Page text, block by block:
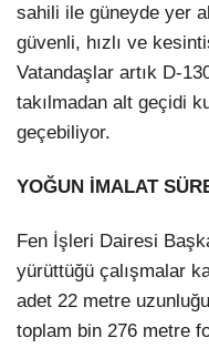
sahili ile güneyde yer
güvenli, hızlı ve
Vatandaşlar artık D-
takılmadan alt geçidi
geçebiliyor.
YOĞUN İMALAT
Fen İşleri Dairesi
yürüttüğü çalışmalar
adet 22 metre
toplam bin 276 metre